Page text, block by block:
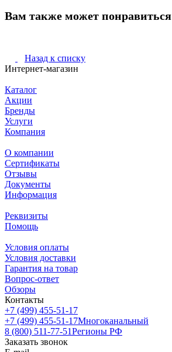
Вам также может понравиться
Назад к списку
Интернет-магазин
Каталог
Акции
Бренды
Услуги
Компания
О компании
Сертификаты
Отзывы
Документы
Информация
Реквизиты
Помощь
Условия оплаты
Условия доставки
Гарантия на товар
Вопрос-ответ
Обзоры
Контакты
+7 (499) 455-51-17
+7 (499) 455-51-17Многоканальный
8 (800) 511-77-51Регионы РФ
Заказать звонок